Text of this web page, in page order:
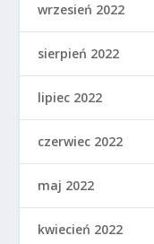
wrzesień 2022
sierpień 2022
lipiec 2022
czerwiec 2022
maj 2022
kwiecień 2022